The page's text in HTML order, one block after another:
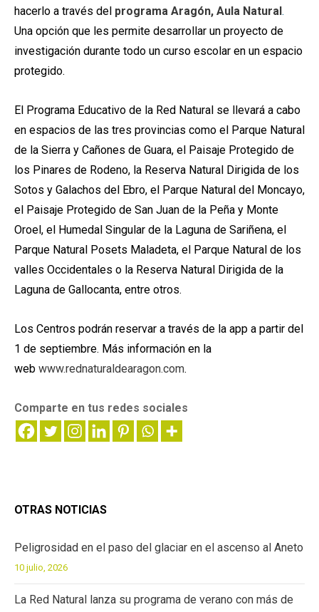
hacerlo a través del programa Aragón, Aula Natural .
Una opción que les permite desarrollar un proyecto de
investigación durante todo un curso escolar en un espacio
protegido.
El Programa Educativo de la Red Natural se llevará a cabo
en espacios de las tres provincias como el Parque Natural
de la Sierra y Cañones de Guara, el Paisaje Protegido de
los Pinares de Rodeno, la Reserva Natural Dirigida de los
Sotos y Galachos del Ebro, el Parque Natural del Moncayo,
el Paisaje Protegido de San Juan de la Peña y Monte
Oroel, el Humedal Singular de la Laguna de Sariñena, el
Parque Natural Posets Maladeta, el Parque Natural de los
valles Occidentales o la Reserva Natural Dirigida de la
Laguna de Gallocanta, entre otros.
Los Centros podrán reservar a través de la app a partir del
1 de septiembre. Más información en la
web www.rednaturaldearagon.com.
Comparte en tus redes sociales
OTRAS NOTICIAS
Peligrosidad en el paso del glaciar en el ascenso al Aneto
10 julio, 2026
La Red Natural lanza su programa de verano con más de